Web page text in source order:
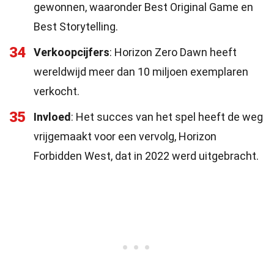
gewonnen, waaronder Best Original Game en
Best Storytelling.
34 Verkoopcijfers: Horizon Zero Dawn heeft
wereldwijd meer dan 10 miljoen exemplaren
verkocht.
35 Invloed : Het succes van het spel heeft de weg
vrijgemaakt voor een vervolg, Horizon
Forbidden West, dat in 2022 werd uitgebracht.